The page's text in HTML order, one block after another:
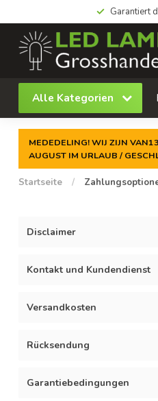
Garantiert
Alle Kategorien
MEDEDELING! WIJ ZIJN
AUGUST IM URLAUB /
Startseite /
Disclaimer
Kontakt und Kundendienst
Versandkosten
Rücksendung
Garantiebedingungen